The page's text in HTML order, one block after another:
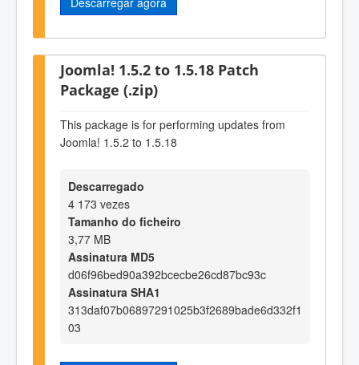
Joomla! 1.5.2 to 1.5.18 Patch
Package (.zip)
This package is for performing updates from
Joomla! 1.5.2 to 1.5.18
Descarregado
4 173 vezes
Tamanho do ficheiro
3,77 MB
Assinatura MD5
d06f96bed90a392bcecbe26cd87bc93c
Assinatura SHA1
313daf07b06897291025b3f2689bade6d332f1
03